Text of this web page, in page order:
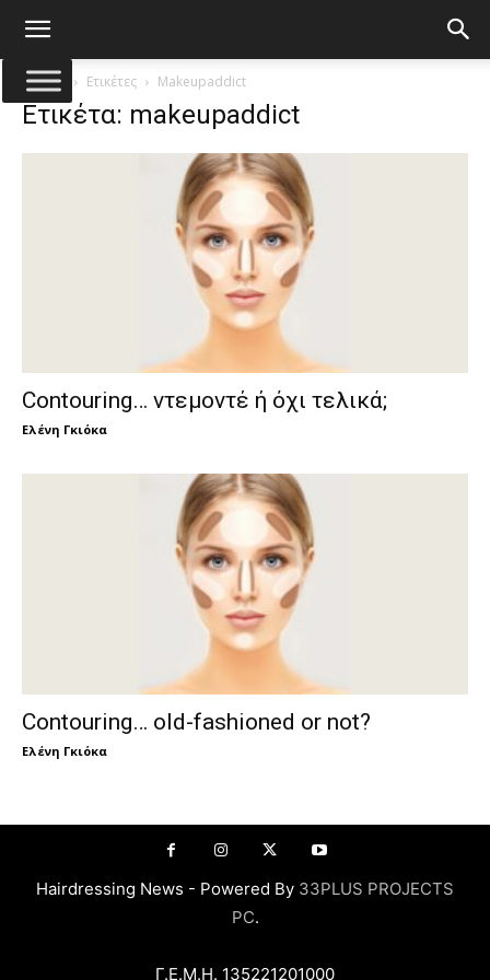
Αρχική Ετικέτες Makeupaddict
Ετικέτα: makeupaddict
Contouring… ντεμοντέ ή όχι τελικά;
Ελένη Γκιόκα
Contouring… old-fashioned or not?
Ελένη Γκιόκα
Hairdressing News - Powered By 33PLUS PROJECTS
PC.
Γ.Ε.Μ.Η. 135221201000